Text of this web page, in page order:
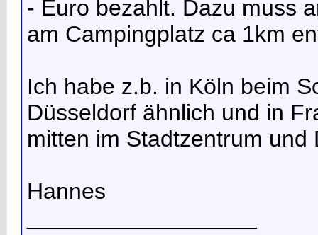
- Euro bezahlt. Dazu muss
am Campingplatz ca 1km
Ich habe z.b. in Köln beim
Düsseldorf ähnlich und in
mitten im Stadtzentrum
Hannes